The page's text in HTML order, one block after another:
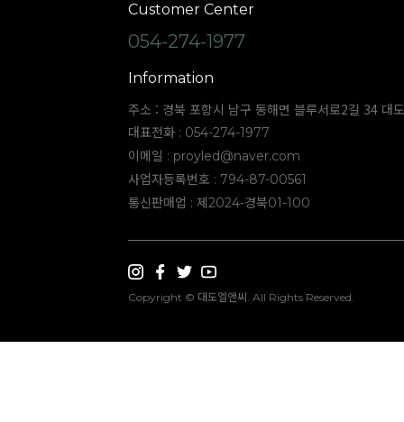
Customer Center
054-274-1977
Information
주소 : 경북 포항시 남구 동해면 블루서로2길 34 대
대표전화 : 054-274-1977
이메일 : proyled@naver.com
사업자등록번호 : 794-87-00561
통신판매업 : 제2024-경북01-100
Copyright © 대도엘앤씨. All Rights Reserved.